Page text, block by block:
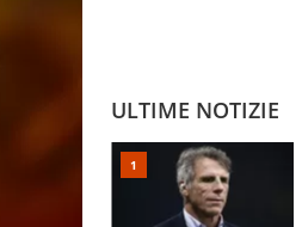
ULTIME NOTIZIE